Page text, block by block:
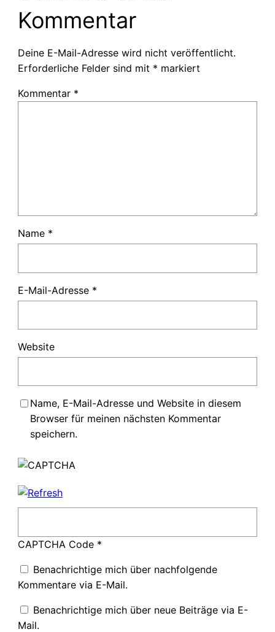
Kommentar
Deine E-Mail-Adresse wird nicht veröffentlicht.
Erforderliche Felder sind mit * markiert
Kommentar *
Name *
E-Mail-Adresse *
Website
Name, E-Mail-Adresse und Website in diesem
Browser für meinen nächsten Kommentar
speichern.
CAPTCHA Code*
Benachrichtige mich über nachfolgende
Kommentare via E-Mail.
Benachrichtige mich über neue Beiträge via E-
Mail.